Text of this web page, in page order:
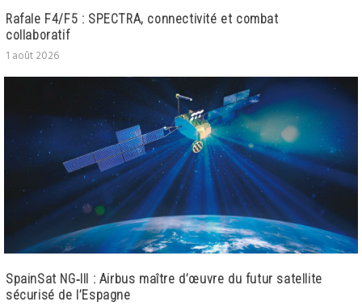
Rafale F4/F5 : SPECTRA, connectivité et combat
collaboratif
1 août 2026
SpainSat NG‑III : Airbus maître d’œuvre du futur satellite
sécurisé de l’Espagne